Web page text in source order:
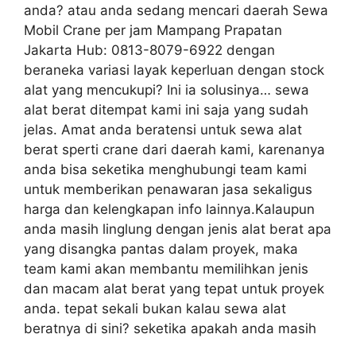
anda? atau anda sedang mencari daerah Sewa
Mobil Crane per jam Mampang Prapatan
Jakarta Hub: 0813-8079-6922 dengan
beraneka variasi layak keperluan dengan stock
alat yang mencukupi? Ini ia solusinya… sewa
alat berat ditempat kami ini saja yang sudah
jelas. Amat anda beratensi untuk sewa alat
berat sperti crane dari daerah kami, karenanya
anda bisa seketika menghubungi team kami
untuk memberikan penawaran jasa sekaligus
harga dan kelengkapan info lainnya.Kalaupun
anda masih linglung dengan jenis alat berat apa
yang disangka pantas dalam proyek, maka
team kami akan membantu memilihkan jenis
dan macam alat berat yang tepat untuk proyek
anda. tepat sekali bukan kalau sewa alat
beratnya di sini? seketika apakah anda masih